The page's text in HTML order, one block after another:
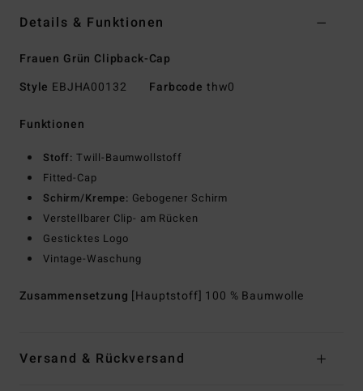
Details & Funktionen
Frauen Grün Clipback-Cap
Style EBJHA00132 Farbcode thw0
Funktionen
Stoff: Twill-Baumwollstoff
Fitted-Cap
Schirm/Krempe: Gebogener Schirm
Verstellbarer Clip- am Rücken
Gesticktes Logo
Vintage-Waschung
Zusammensetzung [Hauptstoff] 100 % Baumwolle
Versand & Rückversand